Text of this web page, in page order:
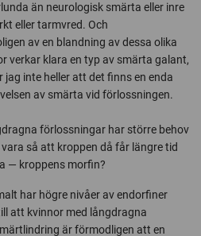
än neurologisk smärta eller inre
eller tarmvred. Och
av en blandning av dessa olika
verkar klara en typ av smärta galant,
inte heller att det finns en enda
av smärta vid förlossningen.
förlossningar har större behov
så att kroppen då får längre tid
— kroppens morfin?
har högre nivåer av endorfiner
att kvinnor med långdragna
är förmodligen att en